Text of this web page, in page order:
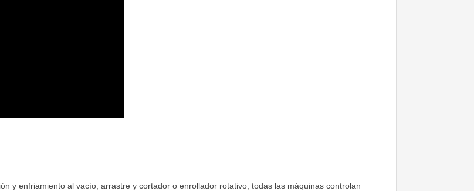
y enfriamiento al vacío, arrastre y cortador o enrollador rotativo, todas las máquinas controlan